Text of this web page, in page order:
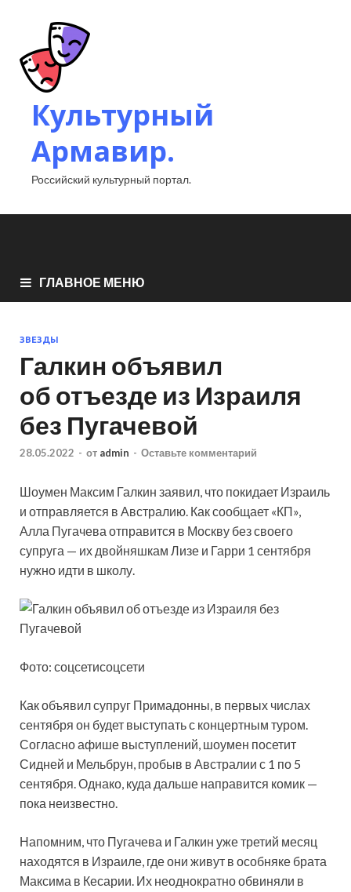
Культурный
Армавир.
Российский культурный портал.
ГЛАВНОЕ МЕНЮ
ЗВЕЗДЫ
Галкин объявил
об отъезде из Израиля
без Пугачевой
28.05.2022 - от admin - Оставьте комментарий
Шоумен Максим Галкин заявил, что покидает Израиль
и отправляется в Австралию. Как сообщает «КП»,
Алла Пугачева отправится в Москву без своего
супруга — их двойняшкам Лизе и Гарри 1 сентября
нужно идти в школу.
Фото: соцсетисоцсети
Как объявил супруг Примадонны, в первых числах
сентября он будет выступать с концертным туром.
Согласно афише выступлений, шоумен посетит
Сидней и Мельбрун, пробыв в Австралии с 1 по 5
сентября. Однако, куда дальше направится комик —
пока неизвестно.
Напомним, что Пугачева и Галкин уже третий месяц
находятся в Израиле, где они живут в особняке брата
Максима в Кесарии. Их неоднократно обвиняли в